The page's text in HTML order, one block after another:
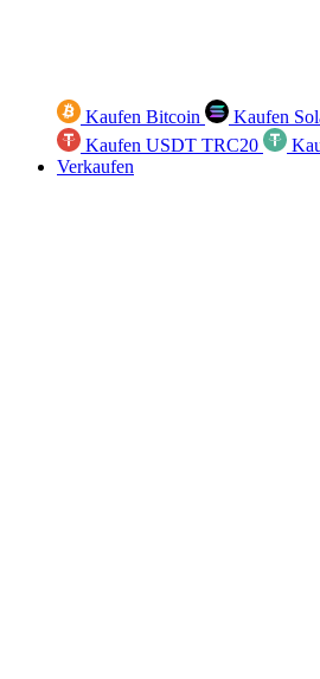
Kaufen Bitcoin Kaufen
Kaufen USDT TRC20
Verkaufen